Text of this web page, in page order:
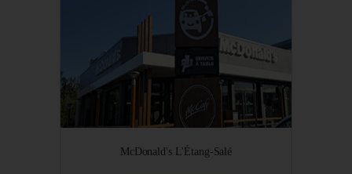
McDonald's L'Étang-Salé